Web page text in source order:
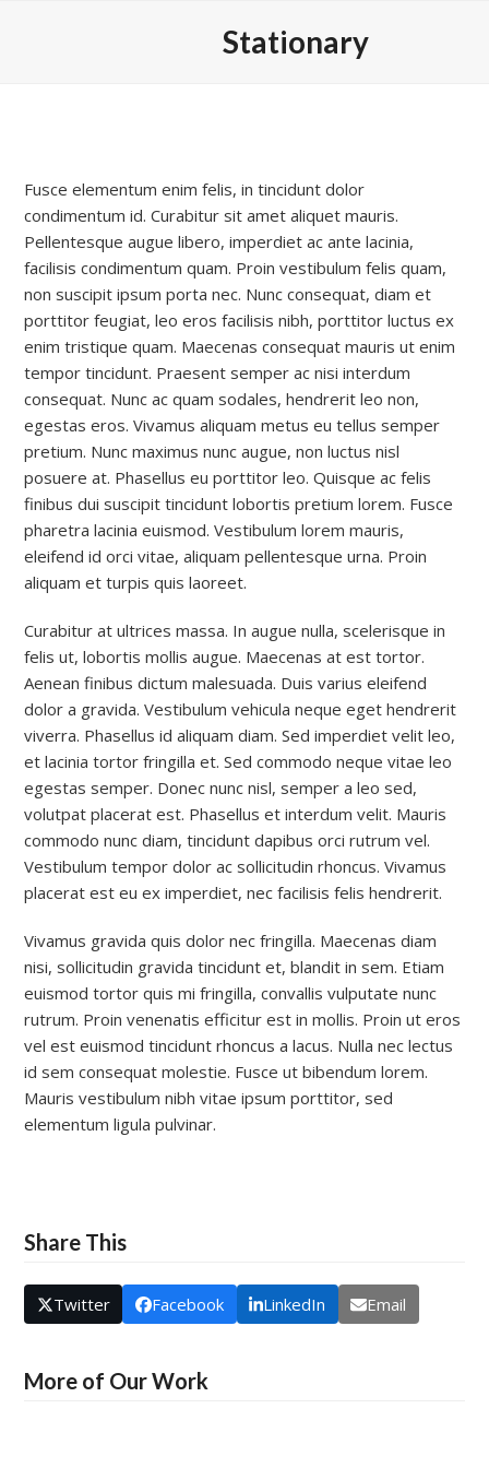
Stationary
Fusce elementum enim felis, in tincidunt dolor
condimentum id. Curabitur sit amet aliquet mauris.
Pellentesque augue libero, imperdiet ac ante lacinia,
facilisis condimentum quam. Proin vestibulum felis quam,
non suscipit ipsum porta nec. Nunc consequat, diam et
porttitor feugiat, leo eros facilisis nibh, porttitor luctus ex
enim tristique quam. Maecenas consequat mauris ut enim
tempor tincidunt. Praesent semper ac nisi interdum
consequat. Nunc ac quam sodales, hendrerit leo non,
egestas eros. Vivamus aliquam metus eu tellus semper
pretium. Nunc maximus nunc augue, non luctus nisl
posuere at. Phasellus eu porttitor leo. Quisque ac felis
finibus dui suscipit tincidunt lobortis pretium lorem. Fusce
pharetra lacinia euismod. Vestibulum lorem mauris,
eleifend id orci vitae, aliquam pellentesque urna. Proin
aliquam et turpis quis laoreet.
Curabitur at ultrices massa. In augue nulla, scelerisque in
felis ut, lobortis mollis augue. Maecenas at est tortor.
Aenean finibus dictum malesuada. Duis varius eleifend
dolor a gravida. Vestibulum vehicula neque eget hendrerit
viverra. Phasellus id aliquam diam. Sed imperdiet velit leo,
et lacinia tortor fringilla et. Sed commodo neque vitae leo
egestas semper. Donec nunc nisl, semper a leo sed,
volutpat placerat est. Phasellus et interdum velit. Mauris
commodo nunc diam, tincidunt dapibus orci rutrum vel.
Vestibulum tempor dolor ac sollicitudin rhoncus. Vivamus
placerat est eu ex imperdiet, nec facilisis felis hendrerit.
Vivamus gravida quis dolor nec fringilla. Maecenas diam
nisi, sollicitudin gravida tincidunt et, blandit in sem. Etiam
euismod tortor quis mi fringilla, convallis vulputate nunc
rutrum. Proin venenatis efficitur est in mollis. Proin ut eros
vel est euismod tincidunt rhoncus a lacus. Nulla nec lectus
id sem consequat molestie. Fusce ut bibendum lorem.
Mauris vestibulum nibh vitae ipsum porttitor, sed
elementum ligula pulvinar.
Share This
Twitter Facebook LinkedIn Email
More of Our Work